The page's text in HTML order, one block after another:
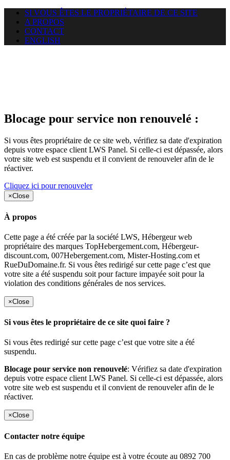
SI VOUS ÊTES LE PROPRIÉTAIRE DE CE SITE
A PROPOS
CONTACT
ENGLISH
Blocage pour service non renouvelé :
Si vous êtes propriétaire de ce site web, vérifiez sa date d'expiration
depuis votre espace client LWS Panel. Si celle-ci est dépassée, alors
votre site web est suspendu et il convient de renouveler afin de le
réactiver.
Cliquez ici pour renouveler
×Close
À propos
Cette page a été créée par la société LWS, Hébergeur web
propriétaire des marques TopHebergement.com, Hébergeur-
discount.com, 007Hebergement.com, Mister-Hosting.com et
RueDuDomaine.fr. Si vous êtes redirigé sur cette page c’est que
votre site a été suspendu soit pour facture impayée soit pour la
violation des conditions générales de nos services.
×Close
Si vous êtes le propriétaire de ce site quoi faire ?
Si vous êtes redirigé sur cette page c’est que votre site a été
suspendu.
Blocage pour service non renouvelé: Vérifiez sa date d'expiration
depuis votre espace client LWS Panel. Si celle-ci est dépassée, alors
votre site web est suspendu et il convient de renouveler afin de le
réactiver.
×Close
Contacter notre équipe
En cas de problème notre équipe est à votre écoute au 0892 700